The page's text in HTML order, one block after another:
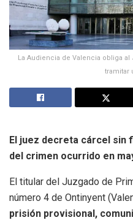
La Audiencia de Valencia obliga
tramitar
El juez decreta cárcel sin
del crimen ocurrido en
El titular del Juzgado de
número 4 de Ontinyent
prisión provisional,